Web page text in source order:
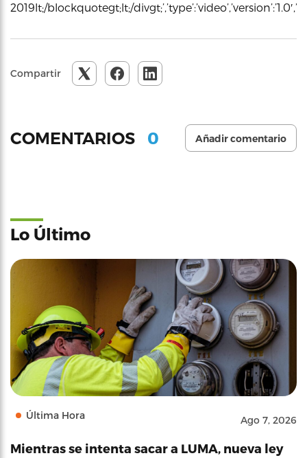
2019lt;/blockquotegt;lt;/
Compartir
COMENTARIOS 0 Añadir comentario
Lo Último
Última Hora Ago 7, 2026
Mientras se intenta sacar a LUMA, nueva ley